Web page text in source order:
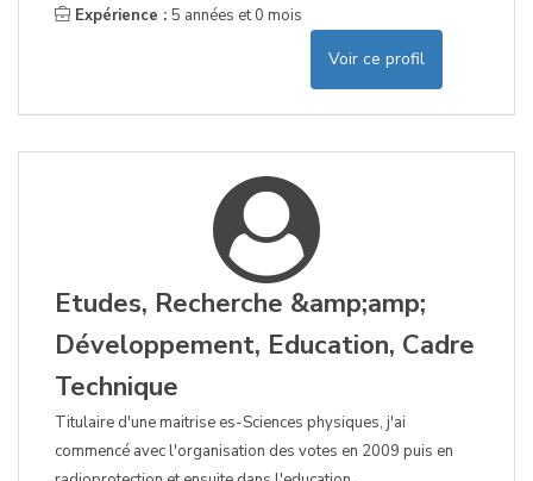
Expérience : 5 années et 0 mois
Voir ce profil
Etudes, Recherche &amp;amp;
Développement, Education, Cadre
Technique
Titulaire d'une maitrise es-Sciences physiques, j'ai
commencé avec l'organisation des votes en 2009 puis en